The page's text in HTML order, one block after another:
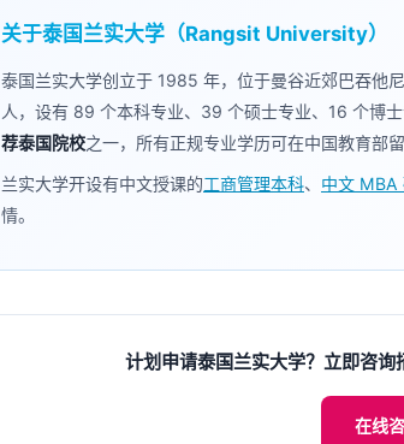
关于泰国兰实大学（Rangsit University）
泰国兰实大学创立于 1985 年，位于曼谷近郊巴吞他
人，设有 89 个本科专业、39 个硕士专业、16 个博
荐泰国院校之一，所有正规专业学历可在中国教育部
兰实大学开设有中文授课的工商管理本科、 中文 MBA
情。
计划申请泰国兰实大学？立即咨
在线